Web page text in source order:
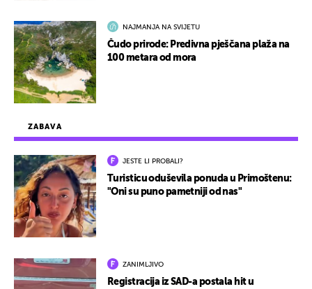
ZABAVA
JESTE LI PROBALI?
Turisticu oduševila ponuda u Primoštenu:
"Oni su puno pametniji od nas"
ZANIMLJIVO
Registracija iz SAD-a postala hit u
NAJMANJA NA SVIJETU
Čudo prirode: Predivna pješčana plaža na
100 metara od mora